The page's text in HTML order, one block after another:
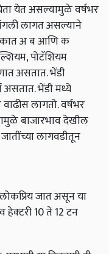
येत असल्यामुळे वर्षभर
लागत असल्याने
अ ब आणि क
पोटॅशियम
असतात. भेंडी
असतात. भेंडी मध्ये
लागतो. वर्षभर
बाजारभाव देखील
लागवडीतून
लोकप्रिय जात असून या
हेक्‍टरी 10 ते 12 टन